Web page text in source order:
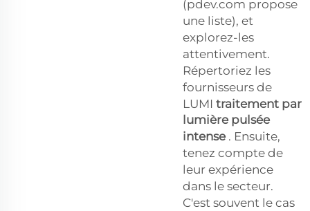
(pdev.com propose
une liste), et
explorez-les
attentivement.
Répertoriez les
fournisseurs de
LUMI traitement par
lumière pulsée
intense . Ensuite,
tenez compte de
leur expérience
dans le secteur.
C'est souvent le cas